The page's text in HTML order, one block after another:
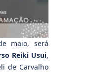
maio, será
Reiki Usui,
de Carvalho